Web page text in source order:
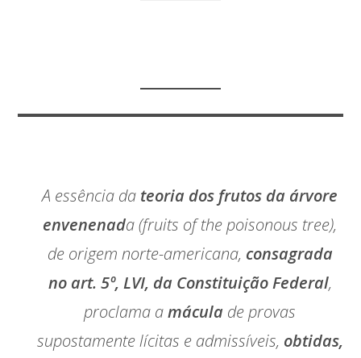
A essência da teoria dos frutos da árvore
envenenada (fruits of the poisonous tree),
de origem norte-americana, consagrada
no art. 5º, LVI, da Constituição Federal,
proclama amácula de provas
supostamente lícitas e admissíveis, obtidas,